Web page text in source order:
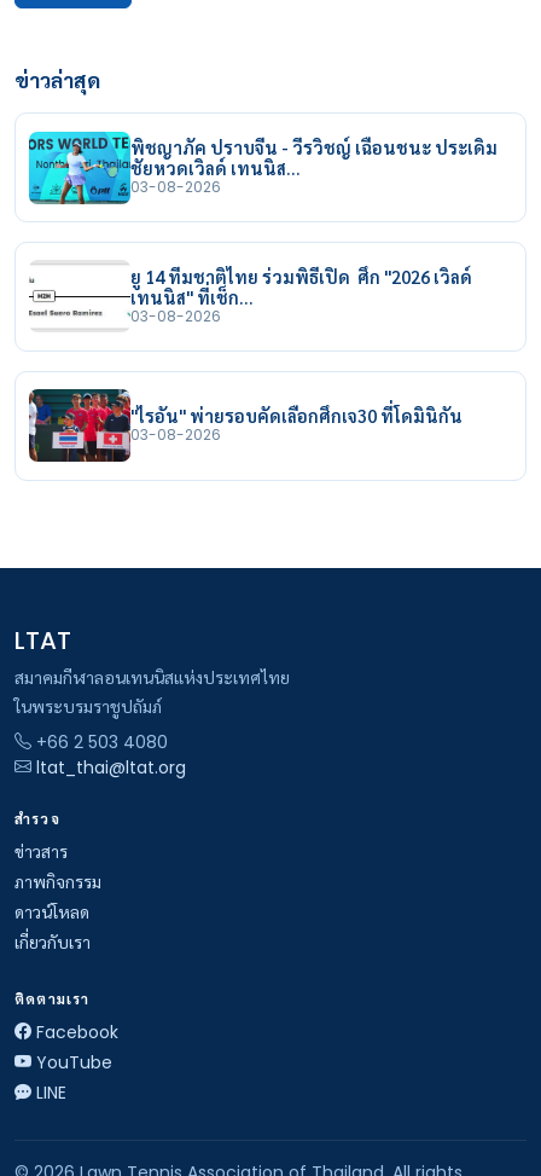
ข่าวล่าสุด
พิชญาภัค ปราบจีน - วีรวิชญ์ เฉือนชนะ ประเดิม
ชัยหวดเวิลด์ เทนนิส…
03-08-2026
ยู 14 ทีมชาติไทย ร่วมพิธีเปิด ศึก "2026 เวิลด์
เทนนิส" ที่เช็ก…
03-08-2026
"ไรอัน" พ่ายรอบคัดเลือกศึกเจ30 ที่โดมินิกัน
03-08-2026
LTAT
สมาคมกีฬาลอนเทนนิสแห่งประเทศไทย
ในพระบรมราชูปถัมภ์
+66 2 503 4080
ltat_thai@ltat.org
สำรวจ
ข่าวสาร
ภาพกิจกรรม
ดาวน์โหลด
เกี่ยวกับเรา
ติดตามเรา
Facebook
YouTube
LINE